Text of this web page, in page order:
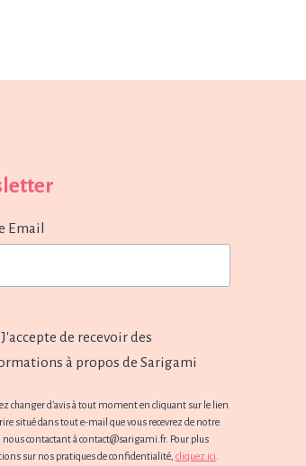
Email
J'accepte de recevoir des
à propos de Sarigami
changer d'avis à tout moment en cliquant sur le lien
situé dans tout e-mail que vous recevrez de notre
nous contactant à contact@sarigami.fr. Pour plus
sur nos pratiques de confidentialité, cliquez ici